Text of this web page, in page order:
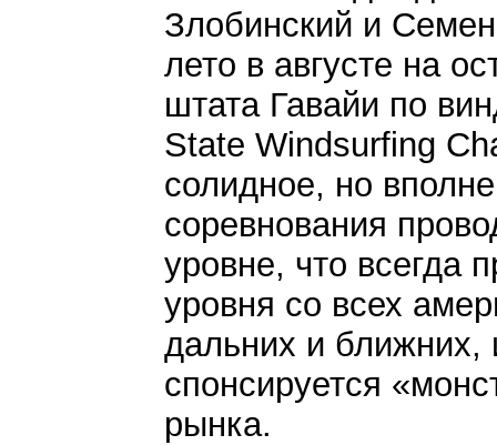
Злобинский и
лето в августе на
штата Гавайи по
State Windsurfing
солидное, но
соревнования
уровне, что всегда
уровня со всех
дальних и ближних,
спонсируется
рынка.